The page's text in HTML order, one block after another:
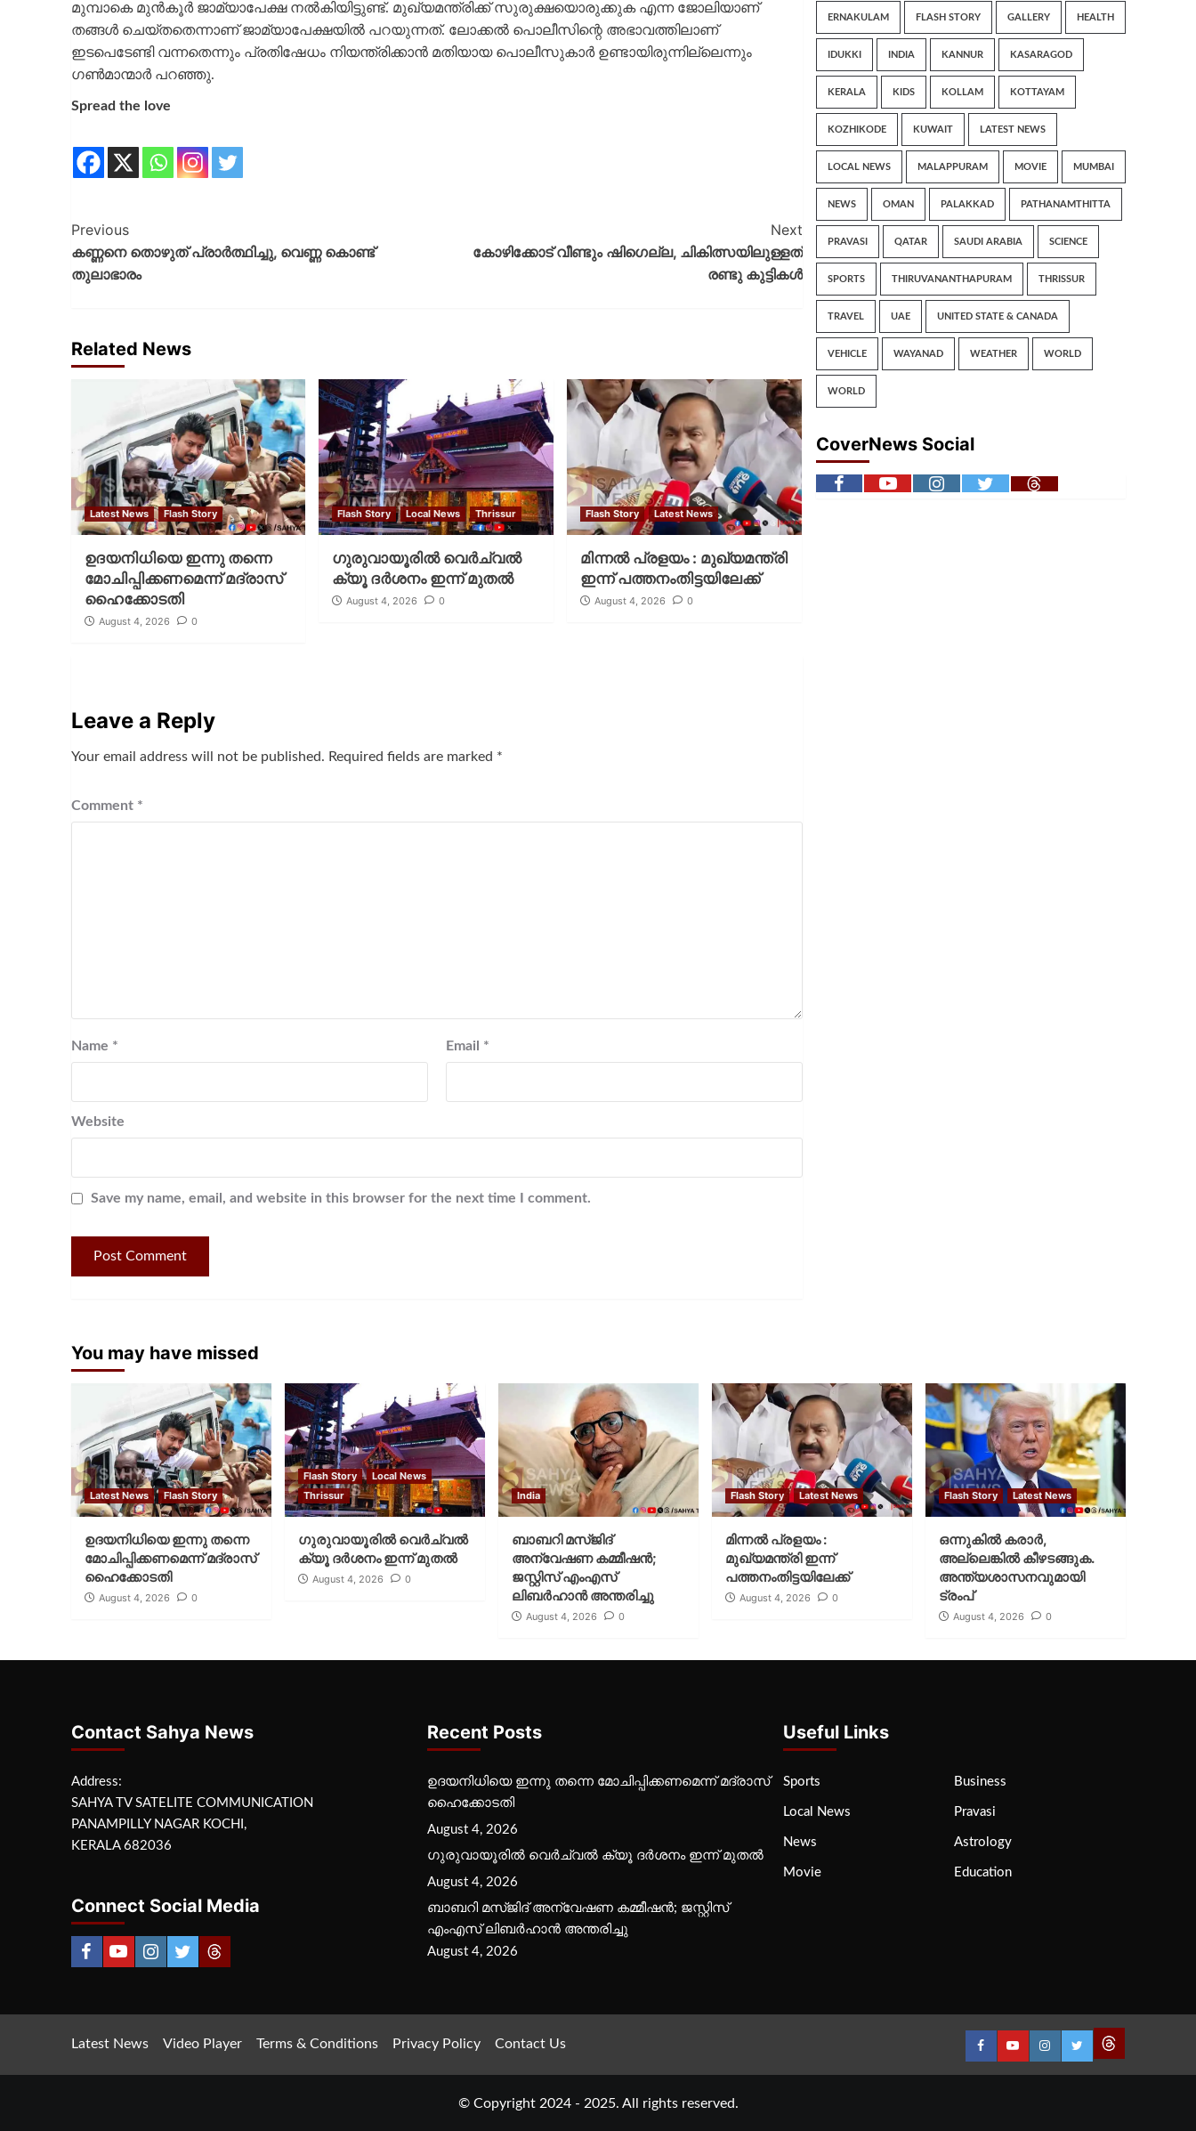
മുമ്പാകെ മുന്‍കൂര്‍ ജാമ്യാപേക്ഷ നല്‍കിയിട്ടുണ്ട്. മുഖ്യമന്ത്രിക്ക് സുരുക്ഷയൊരുക്കുക എന്ന ജോലിയാണ്
തങ്ങള്‍ ചെയ്തതെന്നാണ് ജാമ്യാപേക്ഷയില്‍ പറയുന്നത്. ലോക്കല്‍ പൊലീസിന്റെ അഭാവത്തിലാണ്
ഇടപെടേണ്ടി വന്നതെന്നും പ്രതിഷേധം നിയന്ത്രിക്കാന്‍ മതിയായ പൊലീസുകാര്‍ ഉണ്ടായിരുന്നില്ലെന്നും
ഗണ്‍മാന്മാര്‍ പറഞ്ഞു.
Spread the love
Previous
കണ്ണനെ തൊഴുത് പ്രാര്‍ത്ഥിച്ചു, വെണ്ണ കൊണ്ട്
തുലാഭാരം
Next
കോഴിക്കോട് വീണ്ടും ഷിഗെല്ല, ചികിത്സയിലുള്ളത്
രണ്ടു കുട്ടികള്‍
Related News
Latest News Flash Story
ഉദയനിധിയെ ഇന്നു തന്നെ
മോചിപ്പിക്കണമെന്ന് മദ്രാസ്
ഹൈക്കോടതി
August 4, 2026 0
Flash Story Local News Thrissur
ഗുരുവായൂരില്‍ വെര്‍ച്വല്‍
ക്യൂ ദര്‍ശനം ഇന്ന് മുതല്‍
August 4, 2026 0
Flash Story Latest News
മിന്നല്‍ പ്രളയം : മുഖ്യമന്ത്രി
ഇന്ന് പത്തനംതിട്ടയിലേക്ക്
August 4, 2026 0
Leave a Reply
Your email address will not be published. Required fields are marked *
Comment *
Name * Email *
Website
Save my name, email, and website in this browser for the next time I comment.
ERNAKULAM FLASH STORY GALLERY HEALTH
IDUKKI INDIA KANNUR KASARAGOD
KERALA KIDS KOLLAM KOTTAYAM
KOZHIKODE KUWAIT LATEST NEWS
LOCAL NEWS MALAPPURAM MOVIE MUMBAI
NEWS OMAN PALAKKAD PATHANAMTHITTA
PRAVASI QATAR SAUDI ARABIA SCIENCE
SPORTS THIRUVANANTHAPURAM THRISSUR
TRAVEL UAE UNITED STATE & CANADA
VEHICLE WAYANAD WEATHER WORLD
WORLD
CoverNews Social
You may have missed
Latest News Flash Story
ഉദയനിധിയെ ഇന്നു തന്നെ
മോചിപ്പിക്കണമെന്ന് മദ്രാസ്
ഹൈക്കോടതി
August 4, 2026 0
Flash Story
Local News
Thrissur
ഗുരുവായൂരില്‍ വെര്‍ച്വല്‍
ക്യൂ ദര്‍ശനം ഇന്ന് മുതല്‍
August 4, 2026 0
India
ബാബറി മസ്ജിദ്
അന്വേഷണ കമ്മീഷന്‍;
ജസ്റ്റിസ് എംഎസ്
ലിബര്‍ഹാന്‍ അന്തരിച്ചു
August 4, 2026 0
Flash Story Latest News
മിന്നല്‍ പ്രളയം :
മുഖ്യമന്ത്രി ഇന്ന്
പത്തനംതിട്ടയിലേക്ക്
August 4, 2026 0
Flash Story Latest News
ഒന്നുകില്‍ കരാര്‍,
അല്ലെങ്കില്‍ കീഴടങ്ങുക.
അന്ത്യശാസനവുമായി
ട്രംപ്
August 4, 2026 0
Contact Sahya News
Address:
SAHYA TV SATELITE COMMUNICATION
PANAMPILLY NAGAR KOCHI,
KERALA 682036
Connect Social Media
Recent Posts
ഉദയനിധിയെ ഇന്നു തന്നെ മോചിപ്പിക്കണമെന്ന് മദ്രാസ്
ഹൈക്കോടതി
August 4, 2026
ഗുരുവായൂരില്‍ വെര്‍ച്വല്‍ ക്യൂ ദര്‍ശനം ഇന്ന് മുതല്‍
August 4, 2026
ബാബറി മസ്ജിദ് അന്വേഷണ കമ്മീഷന്‍; ജസ്റ്റിസ്
എംഎസ് ലിബര്‍ഹാന്‍ അന്തരിച്ചു
August 4, 2026
Useful Links
Sports Business
Local News Pravasi
News Astrology
Movie Education
Latest News Video Player Terms & Conditions Privacy Policy Contact Us
© Copyright 2024 - 2025. All rights reserved.